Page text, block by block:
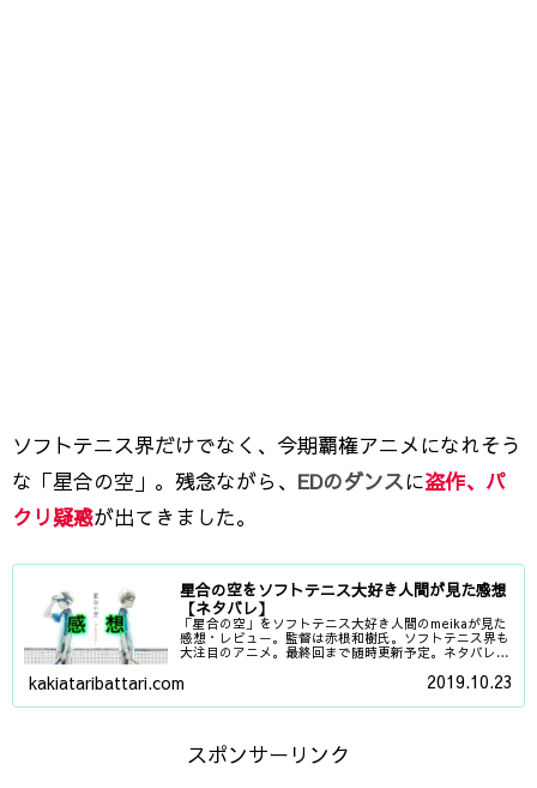
ソフトテニス界だけでなく、今期覇権アニメになれそう
な「星合の空」。残念ながら、 EDのダンスに盗作、パ
クリ疑惑が出てきました。
星合の空をソフトテニス大好き人間が見た感想
【ネタバレ】
「星合の空」をソフトテニス大好き人間のmeikaが見た
感想・レビュー。監督は赤根和樹氏。ソフトテニス界も
大注目のアニメ。最終回まで随時更新予定。ネタバレ含
kakiataribattari.com 2019.10.23
スポンサーリンク